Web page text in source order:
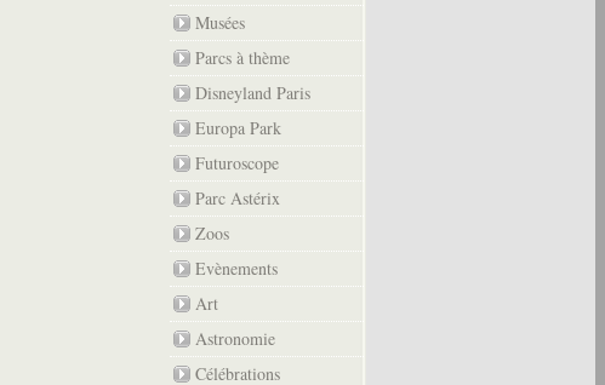
Musées
Parcs à thème
Disneyland Paris
Europa Park
Futuroscope
Parc Astérix
Zoos
Evènements
Art
Astronomie
Célébrations